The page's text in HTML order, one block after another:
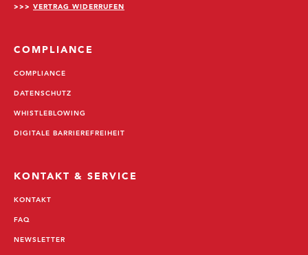
>>> VERTRAG WIDERRUFEN
COMPLIANCE
COMPLIANCE
DATENSCHUTZ
WHISTLEBLOWING
DIGITALE BARRIEREFREIHEIT
KONTAKT & SERVICE
KONTAKT
FAQ
NEWSLETTER